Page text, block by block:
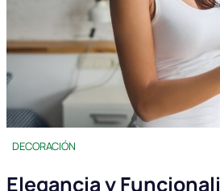
DECORACIÓN
Elegancia y